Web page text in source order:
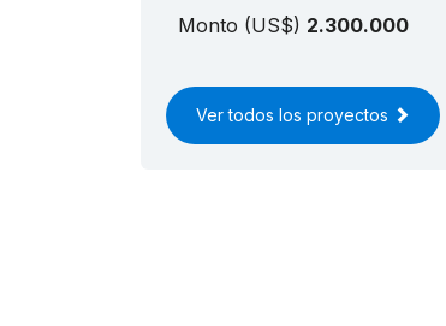
Monto (US$) 2.300.000
Ver todos los proyectos